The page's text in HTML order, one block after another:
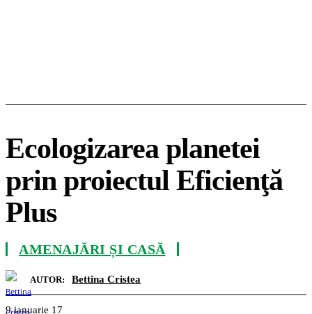
Ecologizarea planetei
prin proiectul Eficienţă
Plus
AMENAJĂRI ȘI CASĂ
AUTOR: Bettina Cristea
9 ianuarie 17